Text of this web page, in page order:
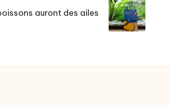
auront des ailes